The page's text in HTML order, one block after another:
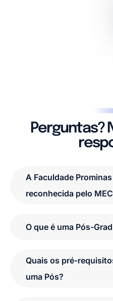
Perguntas?
A Faculdade
reconhecida pelo
O que é uma Pós-
Quais os pré-
uma Pós?